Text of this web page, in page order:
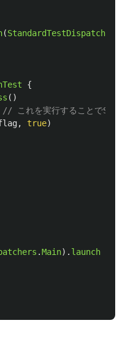
(StandardTestDispatcher
{
()
// これを実行することで
, true)
.Main). launch